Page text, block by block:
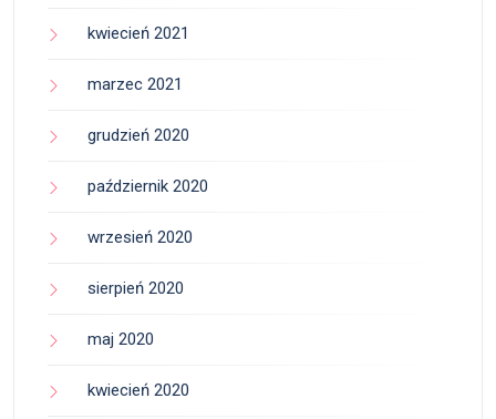
kwiecień 2021
marzec 2021
grudzień 2020
październik 2020
wrzesień 2020
sierpień 2020
maj 2020
kwiecień 2020